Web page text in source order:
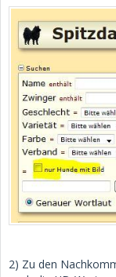
2) Zu den